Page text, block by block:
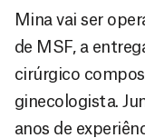
Mina vai ser
de MSF, a
cirúrgico
ginecologista.
anos de